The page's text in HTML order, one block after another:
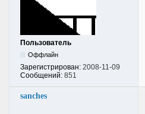
Пользователь
Оффлайн
Зарегистрирован: 2008-11-09
Сообщений: 851
sanches